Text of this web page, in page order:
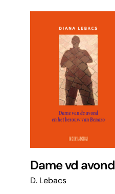
Dame vd avond
D. Lebacs